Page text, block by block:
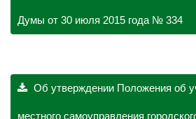
Думы от 30 июля 2015 года № 334
Об утверждении Положения об
местного самоуправления